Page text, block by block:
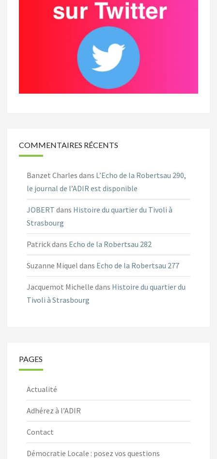
COMMENTAIRES RÉCENTS
Banzet Charles dans L’Echo de la Robertsau 290,
le journal de l’ADIR est disponible
JOBERT dans Histoire du quartier du Tivoli à
Strasbourg
Patrickdans Echo de la Robertsau 282
Suzanne Miquel dans Echo de la Robertsau 277
Jacquemot Michelle dans Histoire du quartier du
Tivoli à Strasbourg
PAGES
Actualité
Adhérez à l’ADIR
Contact
Démocratie Locale : posez vos questions